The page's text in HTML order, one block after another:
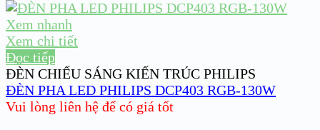
Xem nhanh
Xem chi tiết
Đọc tiếp
ĐÈN CHIẾU SÁNG KIẾN TRÚC PHILIPS
ĐÈN PHA LED PHILIPS DCP403 RGB-130W
Vui lòng liên hệ để có giá tốt